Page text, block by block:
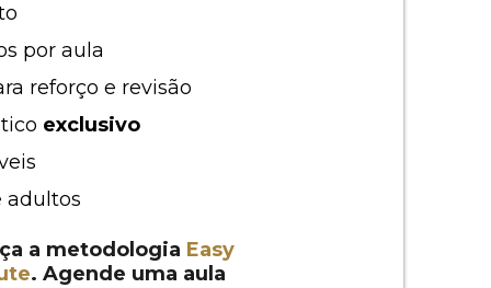
por aula
reforço e revisão
exclusivo
adultos
a metodologia Easy
. Agende uma aula